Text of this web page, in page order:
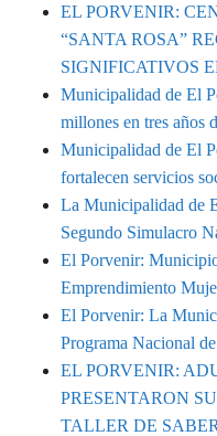
EL PORVENIR:
“SANTA ROSA”
SIGNIFICATIVOS
Municipalidad de El
millones en tres años
Municipalidad de El
fortalecen servicios
La Municipalidad de
Segundo Simulacro
El Porvenir:
Emprendimiento
El Porvenir: La
Programa Nacional
EL PORVENIR:
PRESENTARON
TALLER DE